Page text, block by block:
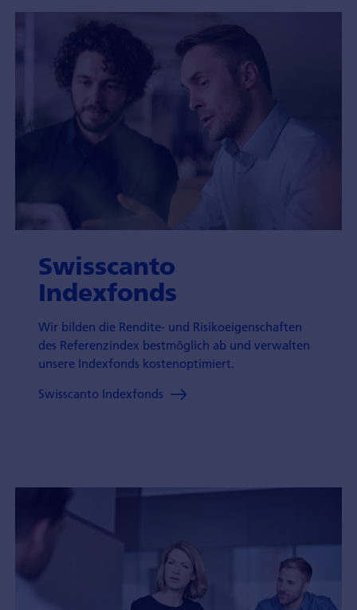
Swisscanto
Indexfonds
Wir bilden die Rendite- und Risikoeigenschaften
des Referenzindex bestmöglich ab und verwalten
unsere Indexfonds kostenoptimiert.
Swisscanto Indexfonds